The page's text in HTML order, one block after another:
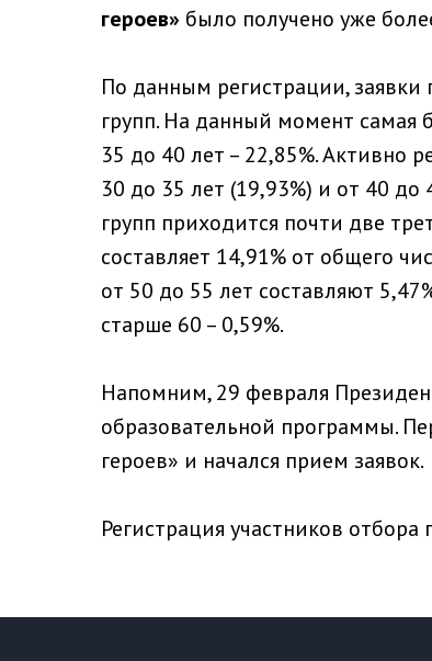
героев» было получено уже
По данным регистрации, заявки
групп. На данный момент самая
35 до 40 лет – 22,85%. Активно
30 до 35 лет (19,93%) и от 40 до
групп приходится почти две
составляет 14,91% от общего
от 50 до 55 лет составляют
старше 60 – 0,59%.
Напомним, 29 февраля
образовательной программы.
героев» и начался прием заявок.
Регистрация участников отбора